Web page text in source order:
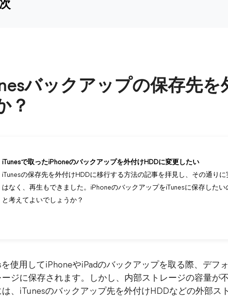
バックアップの保存先
？
iTunesで取ったiPhoneのバックアップを外付けHDDに変更したい
iTunesの保存先を外付けHDDに移行する方法の記事を拝見し、その通り
はなく、再生もできました。iPhoneのバックアップをiTunesに保存した
と考えてよいでしょうか？
を使用してiPhoneやiPadのバックアップを取る際、デフ
ージに保存されます。しかし、内部ストレージの容量が
、iTunesのバックアップ先を外付けHDDなどの外部ス